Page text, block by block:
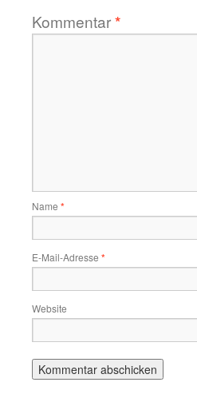
Kommentar*
Name *
E-Mail-Adresse *
Website